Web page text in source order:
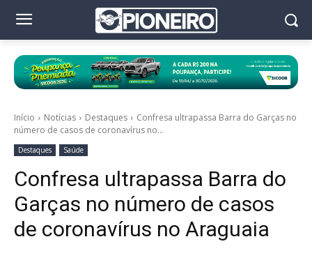
Início Notícias Destaques
Confresa ultrapassa Barra do Garças no
número de casos de coronavírus no...
Destaques Saúde
Confresa ultrapassa Barra do
Garças no número de casos
de coronavírus no Araguaia